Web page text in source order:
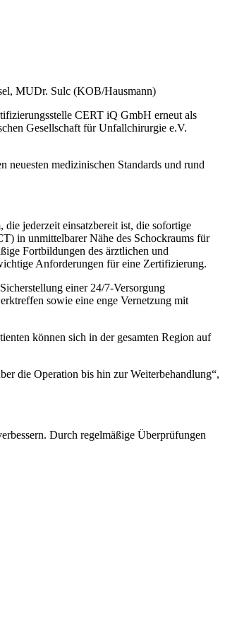
MUDr. Sulc (KOB/Hausmann)
CERT iQ GmbH erneut als
Gesellschaft für Unfallchirurgie e.V.
neuesten medizinischen Standards und rund
jederzeit einsatzbereit ist, die sofortige
in unmittelbarer Nähe des Schockraums für
Fortbildungen des ärztlichen und
Anforderungen für eine Zertifizierung.
einer 24/7-Versorgung
sowie eine enge Vernetzung mit
können sich in der gesamten Region auf
die Operation bis hin zur Weiterbehandlung“,
Durch regelmäßige Überprüfungen